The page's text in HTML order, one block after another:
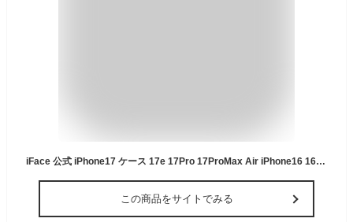
iFace 公式 iPhone17 ケース 17e 17Pro 17ProMax Air iPhone16 16Pro 16e 16Plus 16Promax iPhone15 14 13 Reflection 強化ガラス クリアケース 【 ストラップホール 持ちやすい ステッカー メンズ iphoneケース 透明 クリア 耐衝撃 Hamee 】
この商品をサイトでみる